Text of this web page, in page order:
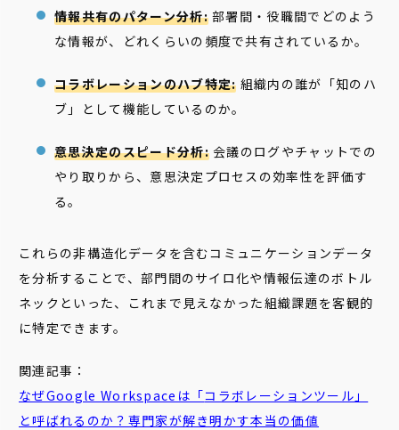
情報共有のパターン分析:部署間・役職間でどのよう
な情報が、どれくらいの頻度で共有されているか。
コラボレーションのハブ特定: 組織内の誰が「知のハ
ブ」として機能しているのか。
意思決定のスピード分析:会議のログやチャットでの
やり取りから、意思決定プロセスの効率性を評価す
る。
これらの非構造化データを含むコミュニケーションデータ
を分析することで、部門間のサイロ化や情報伝達のボトル
ネックといった、これまで見えなかった組織課題を客観的
に特定できます。
関連記事：
なぜGoogle Workspaceは「コラボレーションツール」
と呼ばれるのか？専門家が解き明かす本当の価値